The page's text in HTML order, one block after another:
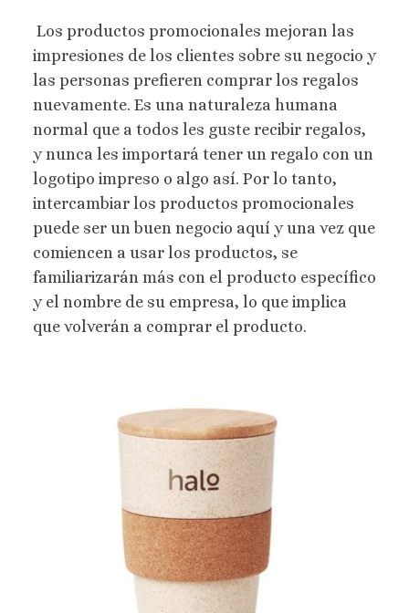
Los productos promocionales mejoran las
impresiones de los clientes sobre su negocio y
las personas prefieren comprar los regalos
nuevamente. Es una naturaleza humana
normal que a todos les guste recibir regalos,
y nunca les importará tener un regalo con un
logotipo impreso o algo así. Por lo tanto,
intercambiar los productos promocionales
puede ser un buen negocio aquí y una vez que
comiencen a usar los productos, se
familiarizarán más con el producto específico
y el nombre de su empresa, lo que implica
que volverán a comprar el producto.